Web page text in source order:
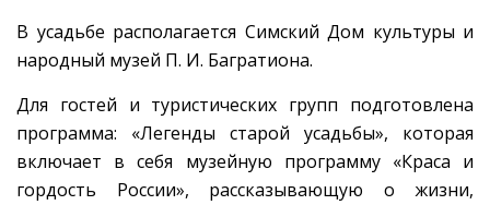
В усадьбе располагается Симский Дом культуры и
народный музей П. И. Багратиона.
Для гостей и туристических групп подготовлена
программа: «Легенды старой усадьбы», которая
включает в себя музейную программу «Краса и
гордость России», рассказывающую о жизни,